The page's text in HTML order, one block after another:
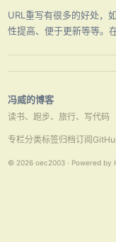
URL重写有很多的好处，
性提高、便于更新等等。
冯威的博客
读书、跑步、旅行、写代码
专栏分类标签归档订阅
© 2026 oec2003 · Powered by